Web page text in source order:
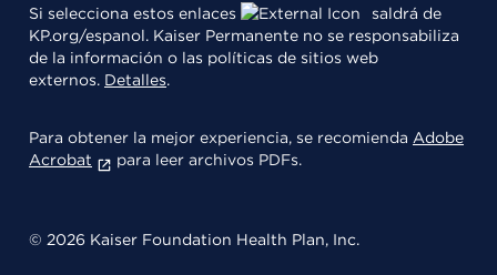
Si selecciona estos enlaces
saldrá de
KP.org/espanol. Kaiser Permanente no se responsabiliza
de la información o las políticas de sitios web
externos. Detalles.
Para obtener la mejor experiencia, se recomienda Adobe
Acrobat
para leer archivos PDFs.
© 2026 Kaiser Foundation Health Plan, Inc.